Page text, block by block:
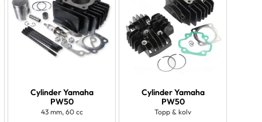
Cylinder Yamaha
PW50
43 mm, 60 cc
Cylinder Yamaha
PW50
Topp & kolv